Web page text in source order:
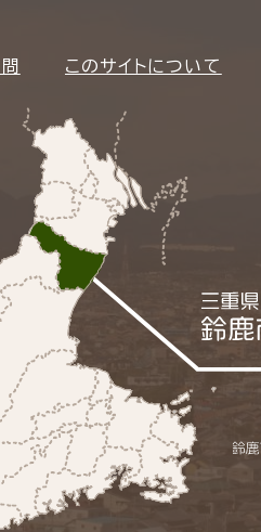
このサイトについて